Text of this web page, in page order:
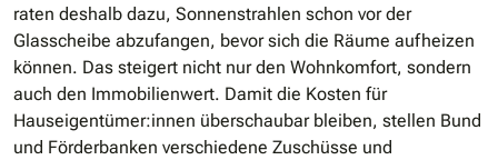
raten deshalb dazu, Sonnenstrahlen schon vor der
Glasscheibe abzufangen, bevor sich die Räume aufheizen
können. Das steigert nicht nur den Wohnkomfort, sondern
auch den Immobilienwert. Damit die Kosten für
Hauseigentümer:innen überschaubar bleiben, stellen Bund
und Förderbanken verschiedene Zuschüsse und